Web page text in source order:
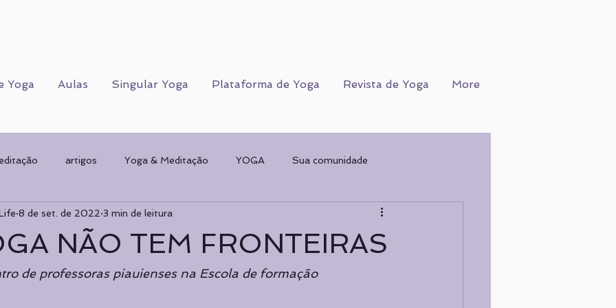
Yoga Aulas Singular Yoga Plataforma de Yoga Revista de Yoga More
artigos Yoga & Meditação YOGA Sua comunidade
Corpo Humano CORPO FÍSICO WORKSHOPS
planos de Yoga Psicologia Psicologia COGNIÇÃO
NÃO TEM FRONTEIRAS
8 de set. de 2022 3 min de leitura
de professoras piauienses na Escola de formação